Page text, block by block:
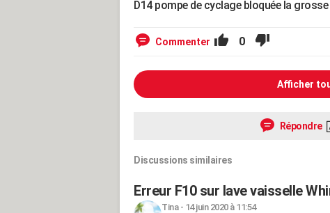
D14 pompe de cyclage bloquée la
Commenter 0
Afficher
Répondre
Discussions similaires
Erreur F10 sur lave vaisselle
Tina- 14 juin 2020 à 11:54